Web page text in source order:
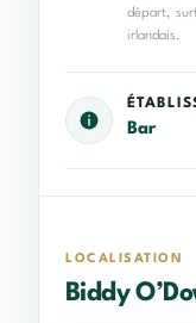
départ,
irlandais.
Bar
LOCALISATION
Biddy